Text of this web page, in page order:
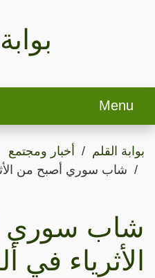
Menu
بوابة القلم
أخبار ومجتمع
شاب سوري أصبح من
شاب سوري
الأثرياء في